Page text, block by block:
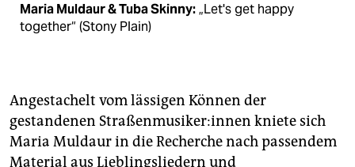
Maria Muldaur & Tuba Skinny:„Let's get happy
together“ (Stony Plain)
Angestachelt vom lässigen Können der
gestandenen Stra­ßen­mu­si­ke­r:in­nen kniete sich
Maria Muldaur in die Recherche nach passendem
Material aus Lieblingsliedern und